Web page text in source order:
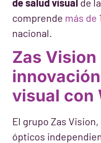
comprende más de
nacional.
Zas
visual con
El grupo Zas
ópticos